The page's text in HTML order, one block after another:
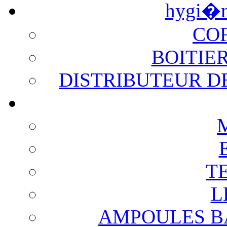
DISTRIBUTEUR
AMPOULES